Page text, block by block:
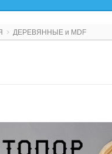
ДЕРЕВЯННЫЕ и MDF